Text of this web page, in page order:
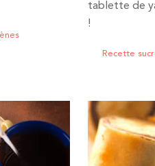
tablette de
!
Recette